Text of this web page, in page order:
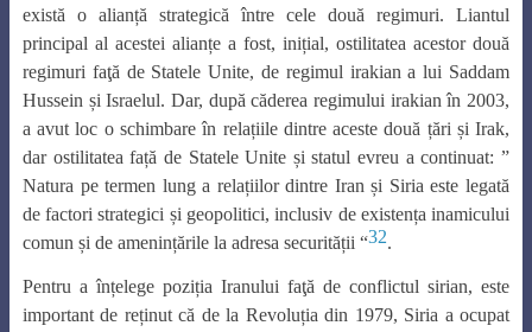
există o alianță strategică între cele două regimuri. Liantul
principal al acestei alianțe a fost, inițial, ostilitatea acestor două
regimuri faţă de Statele Unite, de regimul irakian a lui Saddam
Hussein și Israelul. Dar, după căderea regimului irakian în 2003,
a avut loc o schimbare în relațiile dintre aceste două țări și Irak,
dar ostilitatea față de Statele Unite și statul evreu a continuat: ”
Natura pe termen lung a relațiilor dintre Iran și Siria este legată
de factori strategici și geopolitici, inclusiv de existența inamicului
comun și de amenințările la adresa securității “32.
Pentru a înțelege poziția Iranului faţă de conflictul sirian, este
important de reținut că de la Revoluția din 1979, Siria a ocupat